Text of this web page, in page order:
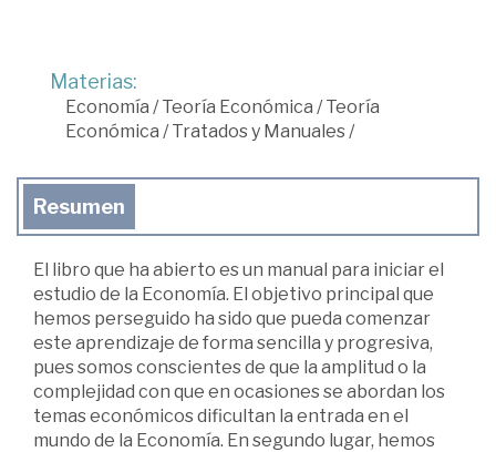
Materias:
Economía /Teoría Económica /Teoría
Económica /Tratados y Manuales /
Resumen
El libro que ha abierto es un manual para iniciar el
estudio de la Economía. El objetivo principal que
hemos perseguido ha sido que pueda comenzar
este aprendizaje de forma sencilla y progresiva,
pues somos conscientes de que la amplitud o la
complejidad con que en ocasiones se abordan los
temas económicos dificultan la entrada en el
mundo de la Economía. En segundo lugar, hemos